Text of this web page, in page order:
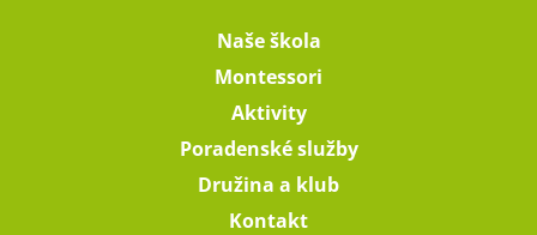
Naše škola
Montessori
Aktivity
Poradenské služby
Družina a klub
Kontakt